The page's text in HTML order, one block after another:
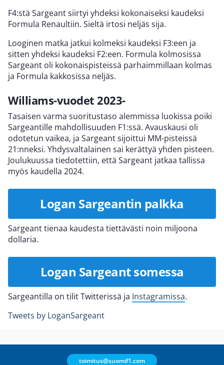
F4:stä Sargeant siirtyi yhdeksi kokonaiseksi kaudeksi
Formula Renaultiin. Sieltä irtosi neljäs sija.
Looginen matka jatkui kolmeksi kaudeksi F3:een ja
sitten yhdeksi kaudeksi F2:een. Formula kolmosissa
Sargeant oli kokonaispisteissä parhaimmillaan kolmas
ja Formula kakkosissa neljäs.
Williams-vuodet 2023-
Tasaisen varma suoritustaso alemmissa luokissa poiki
Sargeantille mahdollisuuden F1:ssä. Avauskausi oli
odotetun vaikea, ja Sargeant sijoittui MM-pisteissä
21:nneksi. Yhdysvaltalainen sai kerättyä yhden pisteen.
Joulukuussa tiedotettiin, että Sargeant jatkaa tallissa
myös kaudella 2024.
Logan Sargeantin palkka
Sargeant tienaa kaudesta tiettävästi noin miljoona
dollaria.
Logan Sargeant somessa
Sargeantilla on tilit Twitterissä ja Instagramissa.
Tweets by LoganSargeant
toimitus@suomif1.com